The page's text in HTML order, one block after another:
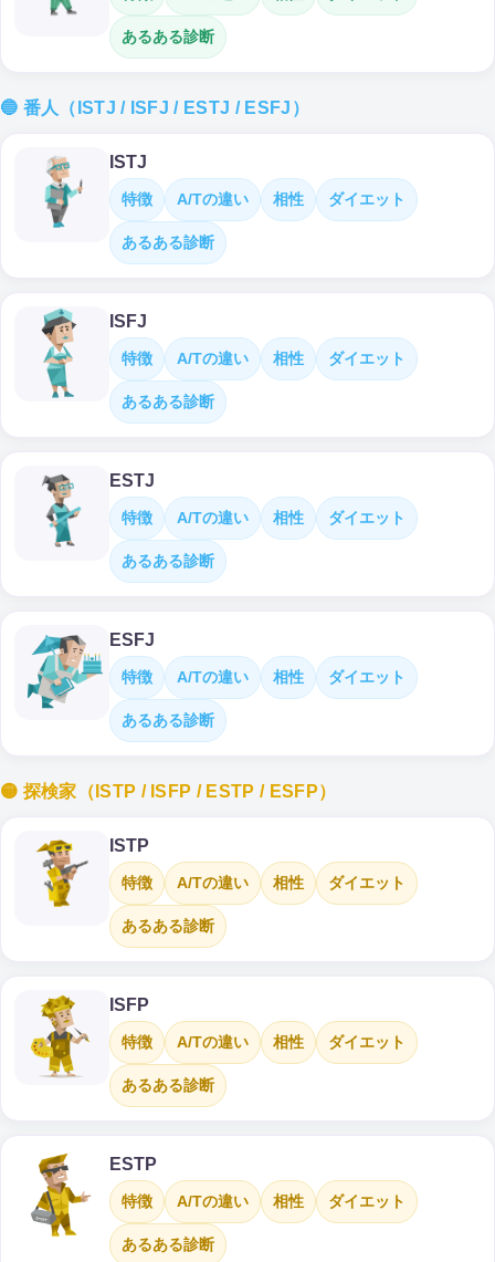
あるある診断
🔵 番人（ISTJ / ISFJ / ESTJ / ESFJ）
ISTJ
特徴 A/Tの違い 相性 ダイエット
あるある診断
ISFJ
特徴 A/Tの違い 相性 ダイエット
あるある診断
ESTJ
特徴 A/Tの違い 相性 ダイエット
あるある診断
ESFJ
特徴 A/Tの違い 相性 ダイエット
あるある診断
🟡 探検家（ISTP / ISFP / ESTP / ESFP）
ISTP
特徴 A/Tの違い 相性 ダイエット
あるある診断
ISFP
特徴 A/Tの違い 相性 ダイエット
あるある診断
ESTP
特徴 A/Tの違い 相性 ダイエット
あるある診断